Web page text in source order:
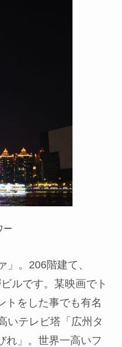
ー
」。206階建て、
ルです。某映画でト
トをした事でも有名
いテレビ塔「広州タ
れ」。世界一高いフ